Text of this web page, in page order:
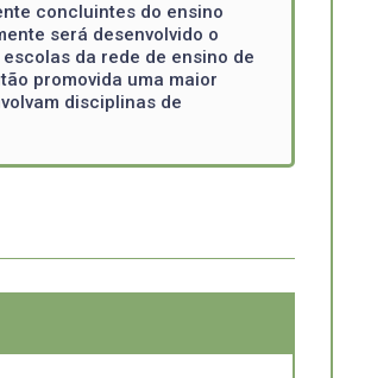
concluintes do ensino
será desenvolvido o
da rede de ensino de
promovida uma maior
disciplinas de